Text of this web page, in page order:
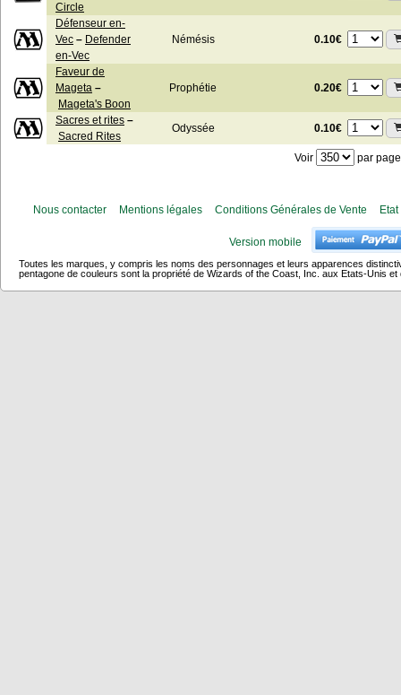
Circle
Défenseur en-
Vec – Defender
en-Vec
Némésis 0.10€
Faveur de
Mageta –
Mageta's Boon
Prophétie 0.20€
Sacres et rites –
Sacred Rites
Odyssée 0.10€
Voir par page
Nous contacter Mentions légales Conditions Générales de Vente
Version mobile
Toutes les marques, y compris les noms des personnages et leurs apparences
pentagone de couleurs sont la propriété de Wizards of the Coast, Inc. aux Etats-Unis